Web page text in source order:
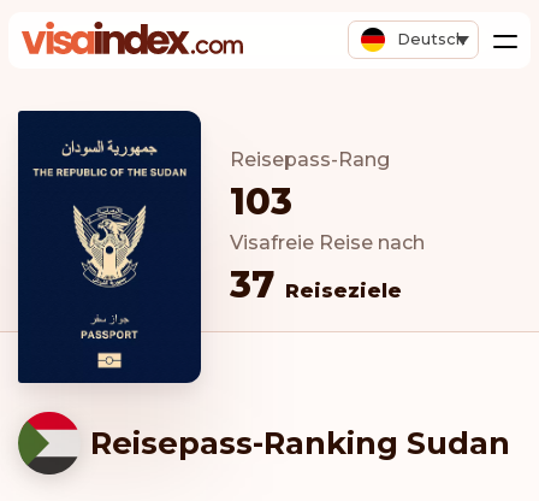
Deutsch
Reisepass-Rang
103
Visafreie Reise nach
37 Reiseziele
Reisepass-Ranking Sudan